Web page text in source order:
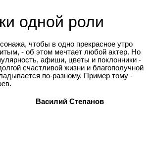
одной роли
чтобы в одно прекрасное утро
- об этом мечтает любой актер. Но
афиши, цветы и поклонники -
счастливой жизни и благополучной
по-разному. Пример тому -
Василий Степанов